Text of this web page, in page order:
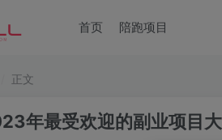
首页 陪跑项目
正文
年最受欢迎的副业项目